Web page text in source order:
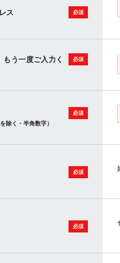
ス
う一度ご入力く
除く・半角数字）